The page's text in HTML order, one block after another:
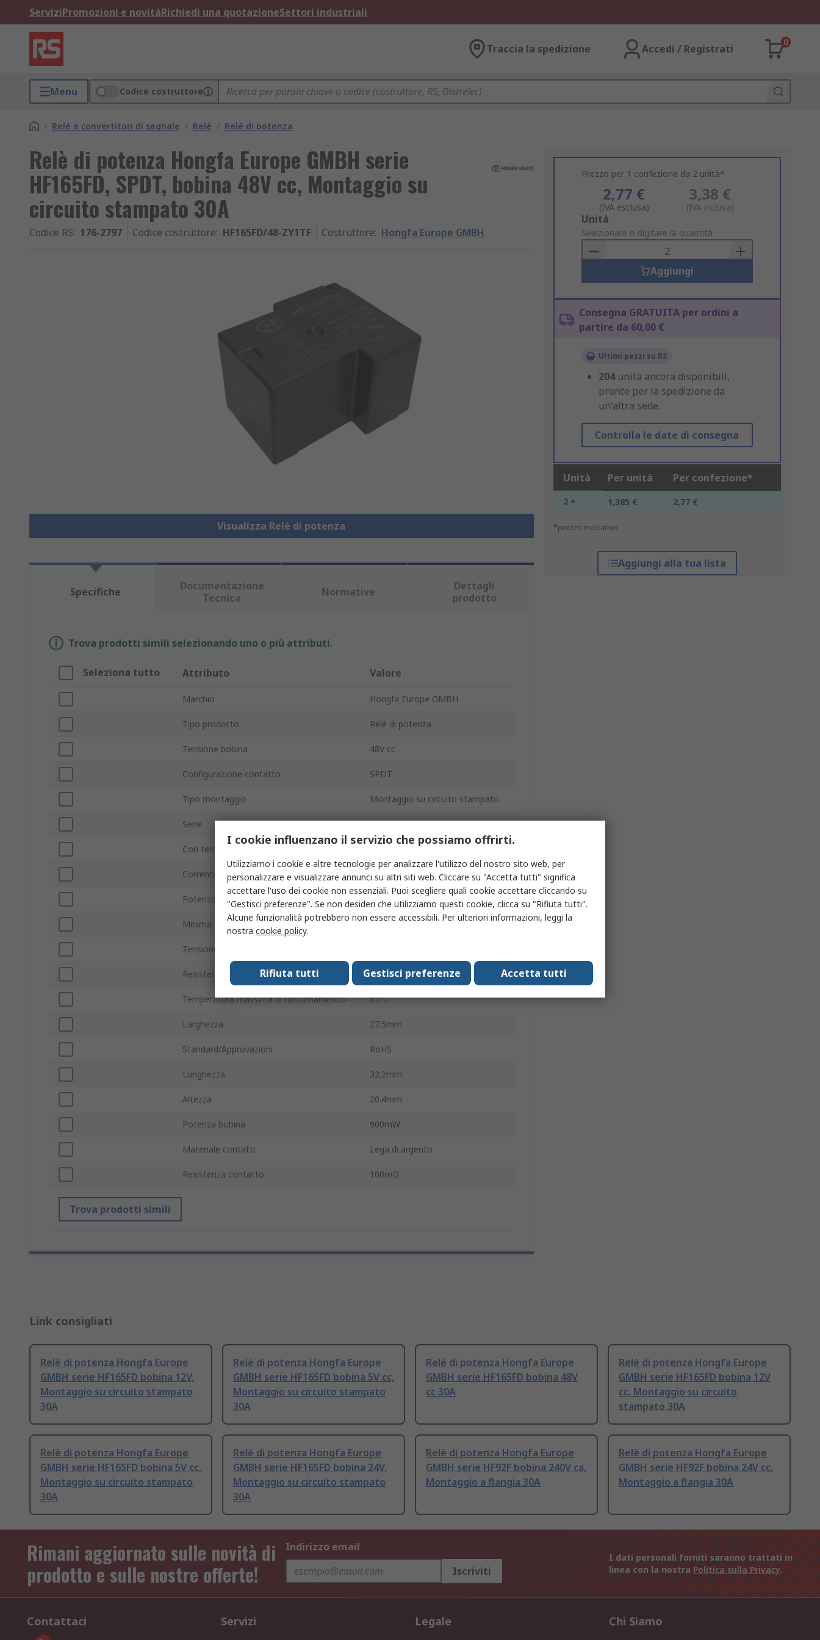
ServiziPromozioni e novitàRichiedi una quotazioneSettori industriali
Traccia la spedizione Accedi / Registrati
0
Menu Codice costruttore
/ Relè e convertitori di segnale / Relè / Relè di potenza
Relè di potenza Hongfa Europe GMBH serie
HF165FD, SPDT, bobina 48V cc, Montaggio su
circuito stampato 30A
Codice RS: 176-2797 Codice costruttore: HF165FD/48-ZY1TF Costruttore: Hongfa Europe GMBH
Visualizza Relè di potenza
Prezzo per 1 confezione da 2 unità*
2,77 €
(IVA esclusa)
3,38 €
(IVA inclusa)
Add
to
Basket
Unità
Selezionare o digitare la quantità
Aggiungi
Consegna GRATUITA per ordini a
partire da 60,00 €
Ultimi pezzi su RS
204 unità ancora disponibili,
pronte per la spedizione da
un'altra sede.
Controlla le date di consegna
Unità Per unità Per confezione*
2 + 1,385 € 2,77 €
*prezzo indicativo
Aggiungi alla tua lista
Specifiche
Documentazione
Tecnica
Normative
Dettagli
prodotto
Trova prodotti simili selezionando uno o più attributi.
Seleziona tutto Attributo Valore
Marchio Hongfa Europe GMBH
Tipo prodotto Relè di potenza
Tensione bobina 48V cc
Configurazione contatto SPDT
Tipo montaggio Montaggio su circuito stampato
Serie HF165FD
Con terminazione/senza terminazione Pin per circuito stampato
Corrente di commutazione 30A
Potenza di commutazione 8.3kVA
Minima temperatura operativa -40°C
Tensione commutazione CA
Resistenza bobina 2.6kΩ
Temperatura massima di funzionamento 85°C
Larghezza 27.5mm
Standard/Approvazioni RoHS
Lunghezza 32.2mm
Altezza 20.4mm
Potenza bobina 900mW
Materiale contatti Lega di argento
Resistenza contatto 100mΩ
Trova prodotti simili
Link consigliati
Relè di potenza Hongfa Europe
GMBH serie HF165FD bobina 12V,
Montaggio su circuito stampato
30A
Relè di potenza Hongfa Europe
GMBH serie HF165FD bobina 5V cc,
Montaggio su circuito stampato
30A
Relè di potenza Hongfa Europe
GMBH serie HF165FD bobina 48V
cc 30A
Relè di potenza Hongfa Europe
GMBH serie HF165FD bobina 12V
cc, Montaggio su circuito
stampato 30A
Relè di potenza Hongfa Europe
GMBH serie HF165FD bobina 5V cc,
Montaggio su circuito stampato
30A
Relè di potenza Hongfa Europe
GMBH serie HF165FD bobina 24V,
Montaggio su circuito stampato
30A
Relè di potenza Hongfa Europe
GMBH serie HF92F bobina 240V ca,
Montaggio a flangia 30A
Relè di potenza Hongfa Europe
GMBH serie HF92F bobina 24V cc,
Montaggio a flangia 30A
Rimani aggiornato sulle novità di
prodotto e sulle nostre offerte!
Indirizzo email
Iscriviti
I dati personali forniti saranno trattati in
linea con la nostra Politica sulla Privacy.
Contattaci Servizi Legale Chi Siamo
I cookie influenzano il servizio che possiamo offrirti.
Utilizziamo i cookie e altre tecnologie per analizzare l'utilizzo del nostro sito web, per
personalizzare e visualizzare annunci su altri siti web. Cliccare su "Accetta tutti" significa
accettare l'uso dei cookie non essenziali. Puoi scegliere quali cookie accettare cliccando su
"Gestisci preferenze". Se non desideri che utilizziamo questi cookie, clicca su "Rifiuta tutti".
Alcune funzionalità potrebbero non essere accessibili. Per ulteriori informazioni, leggi la
nostra cookie policy.
Accetta tutti
Gestisci preferenze
Rifiuta tutti